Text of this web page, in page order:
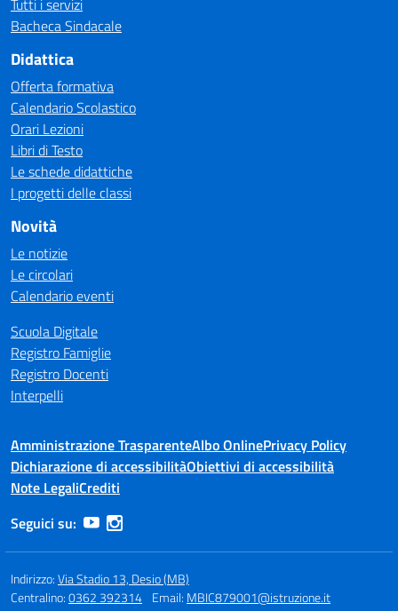
Tutti i servizi
Bacheca Sindacale
Didattica
Offerta formativa
Calendario Scolastico
Orari Lezioni
Libri di Testo
Le schede didattiche
I progetti delle classi
Novità
Le notizie
Le circolari
Calendario eventi
Scuola Digitale
Registro Famiglie
Registro Docenti
Interpelli
Amministrazione TrasparenteAlbo OnlinePrivacy Policy
Dichiarazione di accessibilitàObiettivi di accessibilità
Note LegaliCrediti
Seguici su:
Indirizzo:Via Stadio 13, Desio (MB)
Centralino:0362 392314 Email: MBIC879001@istruzione.it